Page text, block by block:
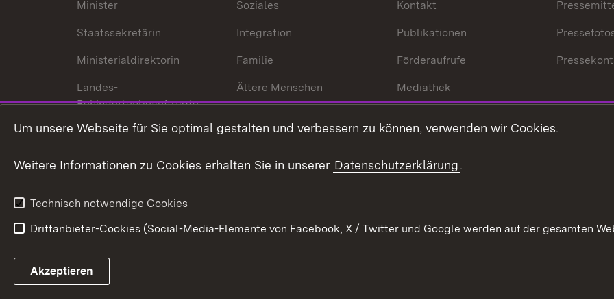
Minister
Staatssekretärin
Ministerialdirektorin
Landes-
Behindertenbeauftragte
Bürgerreferent
Karriere
Soziales
Integration
Familie
Ältere Menschen
Behinderungen
Bürgerengagement
Kontakt
Publikationen
Förderaufrufe
Mediathek
Link zum Landesportal
Um unsere Webseite für Sie optimal gestalten und verbessern zu können, verwenden wir Cookies.
Weitere Informationen zu Cookies erhalten Sie in unserer Datenschutzerklärung.
Technisch notwendige Cookies
Drittanbieter-Cookies (Social-Media-Elemente von Facebook, X / Twitter und Google werden auf der gesamten
Akzeptieren